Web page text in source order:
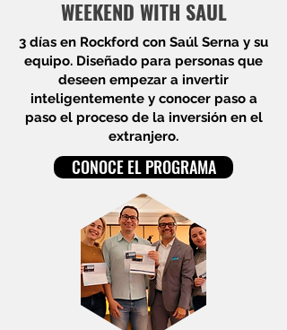
WEEKEND WITH SAUL
3 días en Rockford con Saúl Serna y su
equipo. Diseñado para personas que
deseen empezar a invertir
inteligentemente y conocer paso a
paso el proceso de la inversión en el
extranjero.
CONOCE EL PROGRAMA